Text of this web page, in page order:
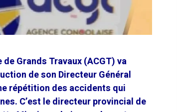
Grands Travaux (ACGT) va
de son Directeur Général
répétition des accidents qui
C’est le directeur provincial de